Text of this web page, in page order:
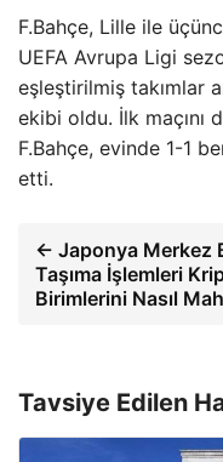
F.Bahçe, Lille ile
UEFA Avrupa Ligi
eşleştirilmiş takımlar
ekibi oldu. İlk maçını
F.Bahçe, evinde 1-1
etti.
← Japonya Merkez
Taşıma İşlemleri
Birimlerini Nasıl
Tavsiye Edilen